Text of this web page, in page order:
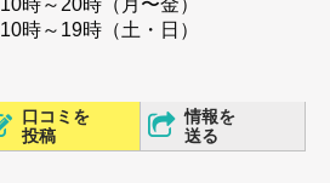
10時～20時（月〜金）
10時～19時（土・日）
口コミを
投稿
情報を
送る